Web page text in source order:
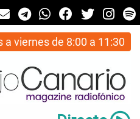
a viernes de 8:00 a 11:30